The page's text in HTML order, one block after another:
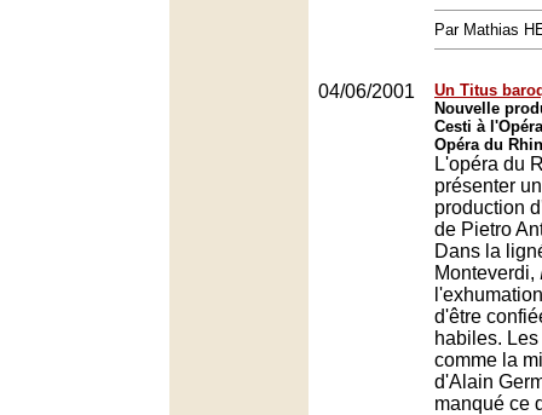
Par Mathias
04/06/2001
Un Titus
Nouvelle
Cesti à
Opéra du
L'opéra du
présenter
production
de Pietro
Dans la
Monteverdi,
d'être
habiles.
comme la
d'Alain
manqué ce